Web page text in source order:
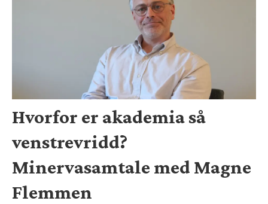
Hvorfor er akademia så
venstrevridd?
Minervasamtale med Magne
Flemmen